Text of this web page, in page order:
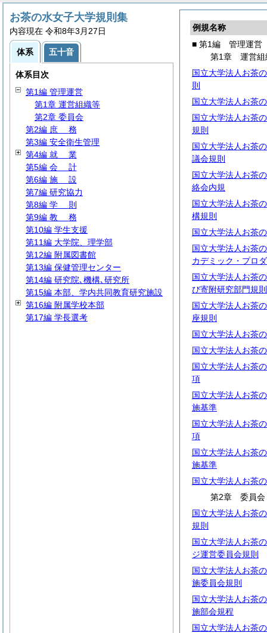
例規名称
■ 第1編 管理運営
第1章 運営組
国立大学法人お茶
則
国立大学法人お茶
国立大学法人お茶
規則
国立大学法人お茶
議会規則
国立大学法人お茶
絡会内規
国立大学法人お茶
構規則
国立大学法人お茶
国立大学法人お茶
カデミック・プロ
国立大学法人お茶
び寄附研究部門規則
国立大学法人お茶
座規則
国立大学法人お茶
国立大学法人お茶
国立大学法人お茶
項
国立大学法人お茶
施基準
国立大学法人お茶
項
国立大学法人お茶
施基準
国立大学法人お茶
第2章 委員会
国立大学法人お茶
規則
国立大学法人お茶
ジ運営委員会規則
国立大学法人お茶
施委員会規則
国立大学法人お茶
施部会規程
国立大学法人お茶
お茶の水女子大学規則集
内容現在 令和8年3月27日
体系 五十音
体系目次
第1編 管理運営
第1章 運営組織等
第2章 委員会
第2編 庶 務
第3編 安全衛生管理
第4編 就 業
第5編 会 計
第6編 施 設
第7編 研究協力
第8編 学 則
第9編 教 務
第10編 学生支援
第11編 大学院、理学部
第12編 附属図書館
第13編 保健管理センター
第14編 研究院､機構､研究所
第15編 本部、学内共同教育研究施設
第16編 附属学校本部
第17編 学長選考